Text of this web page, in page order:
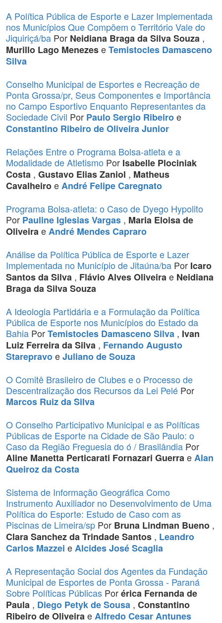
A Política Pública de Esporte e Lazer Implementada
nos Municípios Que Compõem o Território Vale do
Jiquiriçá/ba Por Neidiana Braga da Silva Souza ,
Murillo Lago MenezeseTemistocles Damasceno
Silva
Conselho Municipal de Esportes e Recreação de
Ponta Grossa/pr, Seus Componentes e Importância
no Campo Esportivo Enquanto Representantes da
Sociedade Civil Por Paulo Sergio Ribeiroe
Constantino Ribeiro de Oliveira Junior
Relações Entre o Programa Bolsa-atleta e a
Modalidade de Atletismo Por Isabelle Plociniak
Costa , Gustavo Elias Zaniol , Matheus
CavalheiroeAndré Felipe Caregnato
Programa Bolsa-atleta: o Caso de Dyego Hypolito
Por Pauline Iglesias Vargas , Maria Eloisa de
OliveiraeAndré Mendes Capraro
Análise da Política Pública de Esporte e Lazer
Implementada no Município de Jitaúna/ba Por Icaro
Santos da Silva , Flávio Alves Oliveirae Neidiana
Braga da Silva Souza
A Ideologia Partidária e a Formulação da Política
Pública de Esporte nos Municípios do Estado da
Bahia PorTemistocles Damasceno Silva , Ivan
Luiz Ferreira da Silva , Fernando Augusto
StarepravoeJuliano de Souza
O Comitê Brasileiro de Clubes e o Processo de
Descentralização dos Recursos da Lei Pelé Por
Marcos Ruiz da Silva
O Conselho Participativo Municipal e as Políticas
Públicas de Esporte na Cidade de São Paulo: o
Caso da Região Freguesia do ó / Brasilândia Por
Aline Manetta Perticarati Fornazari GuerraeAlan
Queiroz da Costa
Sistema de Informação Geográfica Como
Instrumento Auxiliador no Desenvolvimento de Uma
Política do Esporte: Estudo de Caso com as
Piscinas de Limeira/sp Por Bruna Lindman Bueno ,
Clara Sanchez da Trindade Santos , Leandro
Carlos Mazzei eAlcides José Scaglia
A Representação Social dos Agentes da Fundação
Municipal de Esportes de Ponta Grossa - Paraná
Sobre Políticas Públicas Porérica Fernanda de
Paula , Diego Petyk de Sousa , Constantino
Ribeiro de OliveiraeAlfredo Cesar Antunes